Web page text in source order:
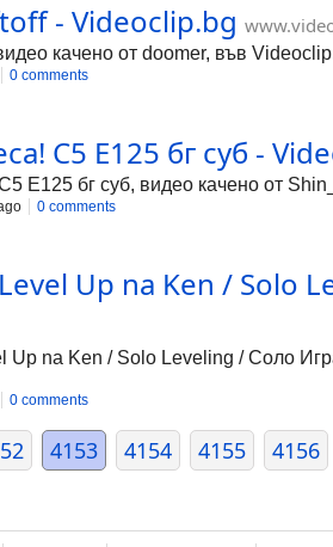
- Videoclip.bg
качено от doomer, във
0 comments
С5 Е125 бг суб -
Е125 бг суб, видео качено от
0 comments
Up na Ken / Solo
Up na Ken / Solo Leveling / Соло
0 comments
4153 4154 4155 4156